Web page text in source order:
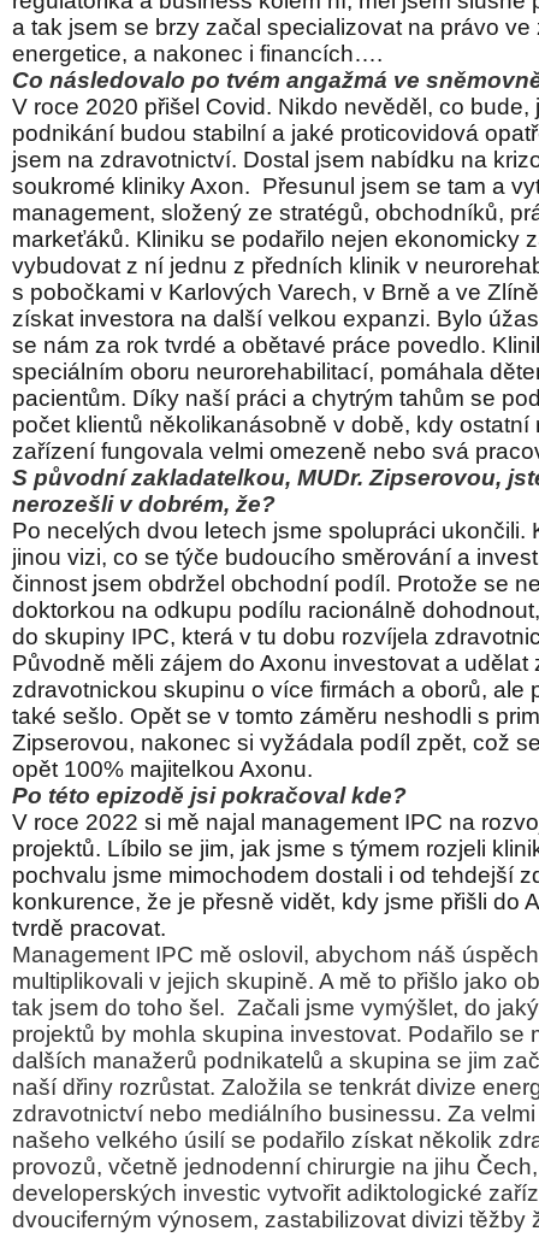
a tak jsem se brzy začal specializovat na právo ve
energetice, a nakonec i financích….
Co následovalo po tvém angažmá ve
V roce 2020 přišel Covid. Nikdo nevěděl, co bude,
podnikání budou stabilní a jaké proticovidová
jsem na zdravotnictví. Dostal jsem nabídku na
soukromé kliniky Axon. Přesunul jsem se tam a
management, složený ze stratégů, obchodníků,
markeťáků. Kliniku se podařilo nejen ekonomicky
vybudovat z ní jednu z předních klinik v
s pobočkami v Karlových Varech, v Brně a ve
získat investora na další velkou expanzi. Bylo
se nám za rok tvrdé a obětavé práce povedlo.
speciálním oboru neurorehabilitací, pomáhala
pacientům. Díky naší práci a chytrým tahům se
počet klientů několikanásobně v době, kdy ostatní
zařízení fungovala velmi omezeně nebo svá
S původní zakladatelkou, MUDr. Zipserovou,
nerozešli v dobrém, že?
Po necelých dvou letech jsme spolupráci ukončili.
jinou vizi, co se týče budoucího směrování a
činnost jsem obdržel obchodní podíl. Protože se
doktorkou na odkupu podílu racionálně
do skupiny IPC, která v tu dobu rozvíjela
Původně měli zájem do Axonu investovat a udělat
zdravotnickou skupinu o více firmách a oborů, ale
také sešlo. Opět se v tomto záměru neshodli s
Zipserovou, nakonec si vyžádala podíl zpět, což
opět 100% majitelkou Axonu.
Po této epizodě jsi pokračoval kde?
V roce 2022 si mě najal management IPC na
projektů. Líbilo se jim, jak jsme s týmem rozjeli
pochvalu jsme mimochodem dostali i od tehdejší
konkurence, že je přesně vidět, kdy jsme přišli do
tvrdě pracovat.
Management IPC mě oslovil, abychom náš
multiplikovali v jejich skupině. A mě to přišlo jako
tak jsem do toho šel. Začali jsme vymýšlet, do
projektů by mohla skupina investovat. Podařilo se
dalších manažerů podnikatelů a skupina se jim
naší dřiny rozrůstat. Založila se tenkrát divize
zdravotnictví nebo mediálního businessu. Za
našeho velkého úsilí se podařilo získat několik
provozů, včetně jednodenní chirurgie na jihu
developerských investic vytvořit adiktologické
dvouciferným výnosem, zastabilizovat divizi těžby